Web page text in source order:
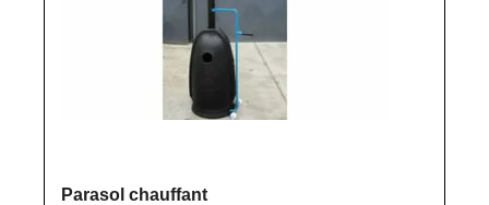
Parasol chauffant